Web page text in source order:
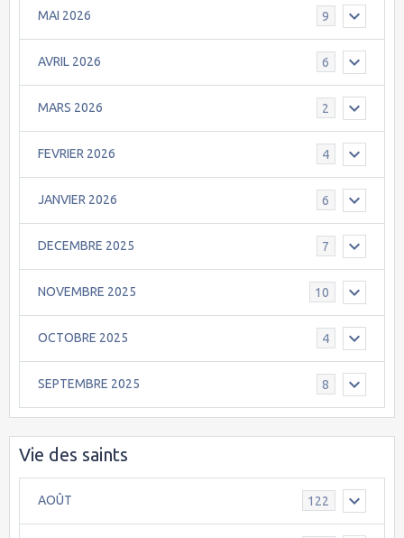
MAI 2026 9
AVRIL 2026 6
MARS 2026 2
FEVRIER 2026 4
JANVIER 2026 6
DECEMBRE 2025 7
NOVEMBRE 2025 10
OCTOBRE 2025 4
SEPTEMBRE 2025 8
Vie des saints
AOÛT 122